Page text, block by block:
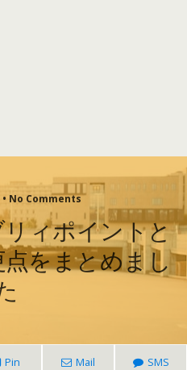
• No Comments
リィポイントと
をまとめまし
Pin Mail SMS